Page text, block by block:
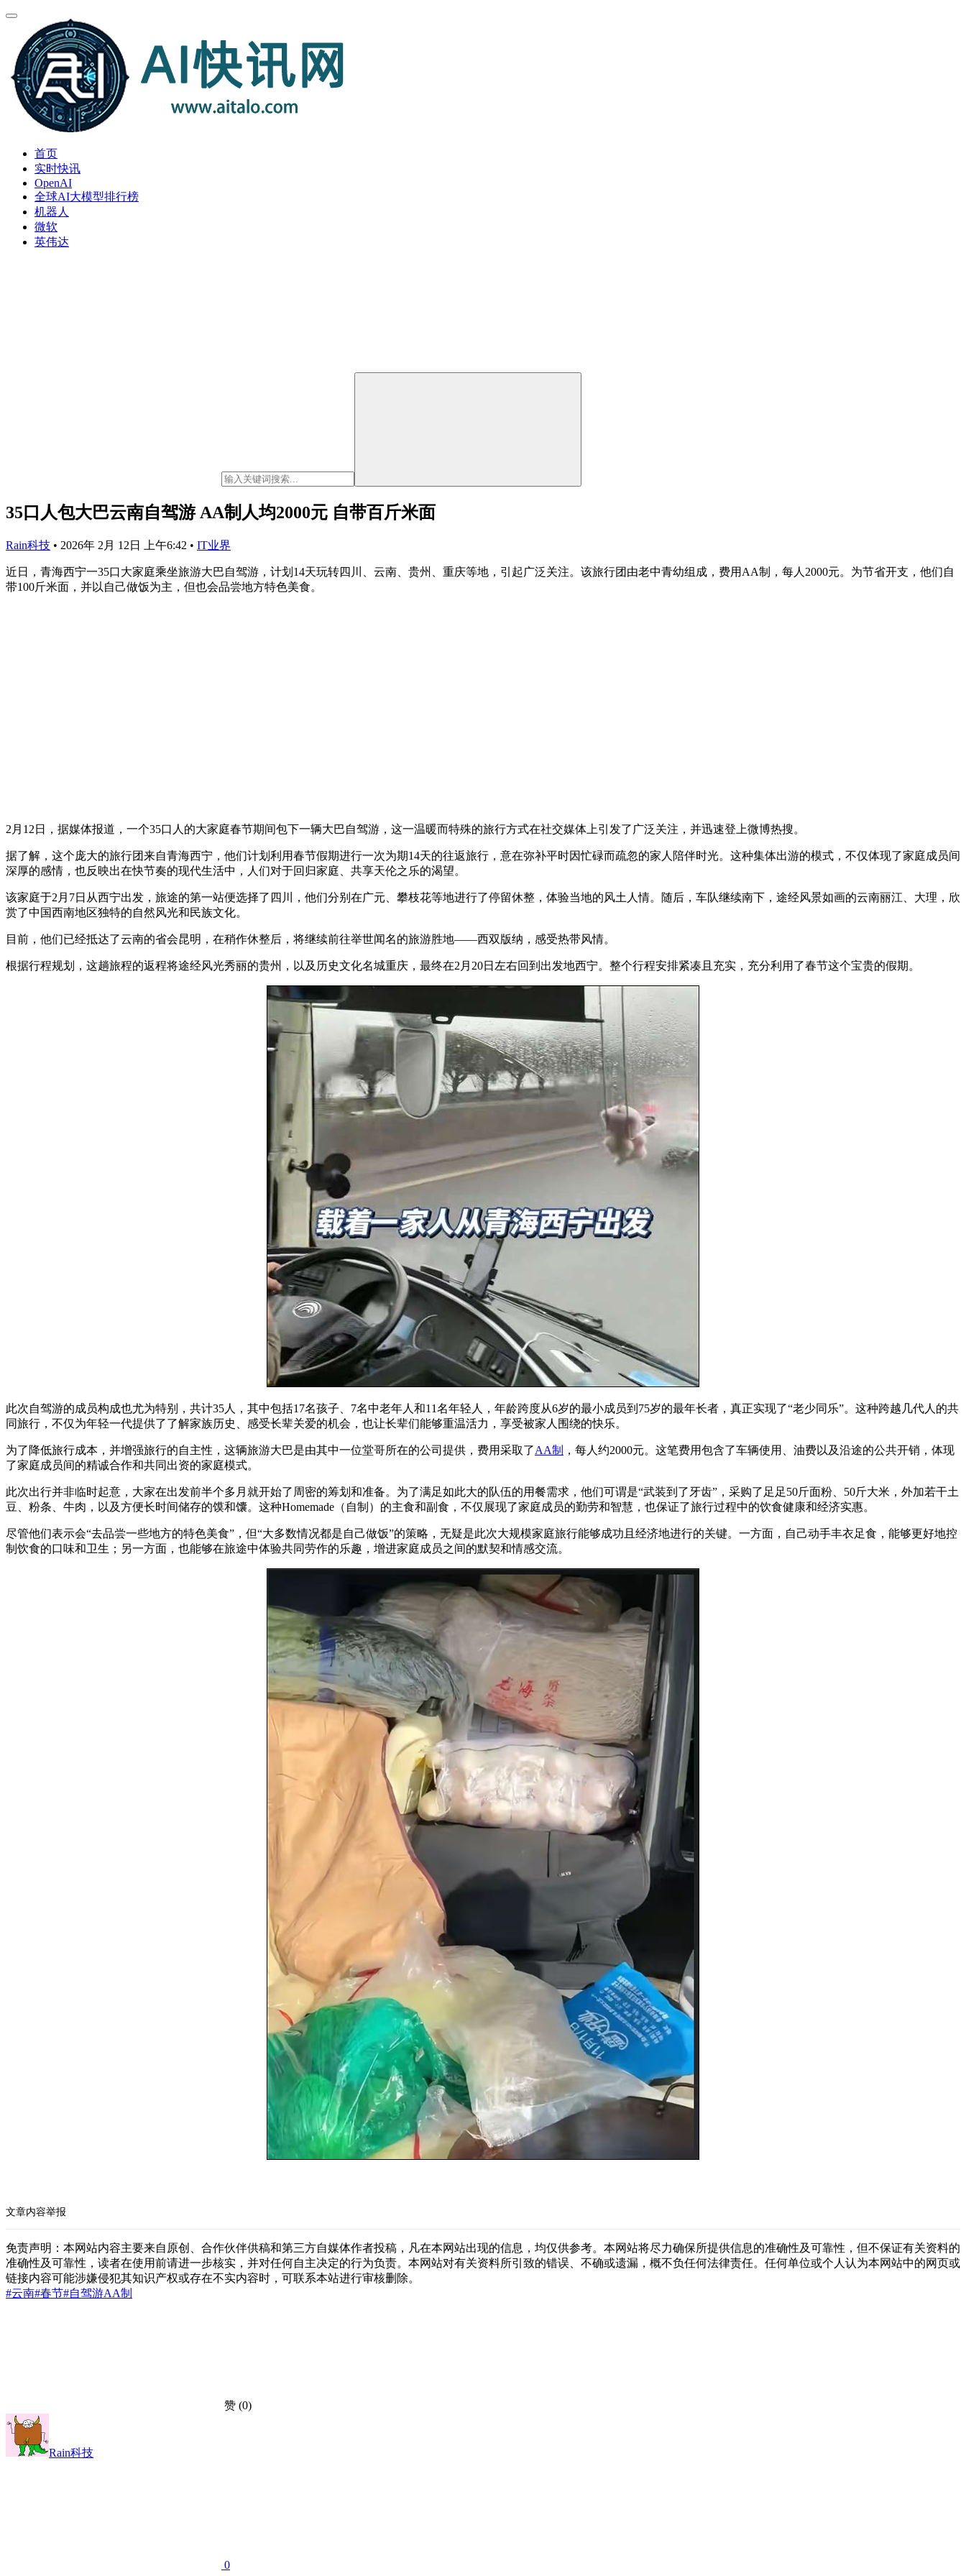
首页
实时快讯
OpenAI
全球AI大模型排行榜
机器人
微软
英伟达
35口人包大巴云南自驾游 AA制人均2000元 自带百斤米面
Rain科技 • 2026年 2月 12日 上午6:42 • IT业界
近日，青海西宁一35口大家庭乘坐旅游大巴自驾游，计划14天玩转四川、云南、贵州、重庆等地，引起广泛关注。该旅行团由老中青幼组成，费用AA制，每人2000元。为节省开支，他们自
带100斤米面，并以自己做饭为主，但也会品尝地方特色美食。
2月12日，据媒体报道，一个35口人的大家庭春节期间包下一辆大巴自驾游，这一温暖而特殊的旅行方式在社交媒体上引发了广泛关注，并迅速登上微博热搜。
据了解，这个庞大的旅行团来自青海西宁，他们计划利用春节假期进行一次为期14天的往返旅行，意在弥补平时因忙碌而疏忽的家人陪伴时光。这种集体出游的模式，不仅体现了家庭成员间
深厚的感情，也反映出在快节奏的现代生活中，人们对于回归家庭、共享天伦之乐的渴望。
该家庭于2月7日从西宁出发，旅途的第一站便选择了四川，他们分别在广元、攀枝花等地进行了停留休整，体验当地的风土人情。随后，车队继续南下，途经风景如画的云南丽江、大理，欣
赏了中国西南地区独特的自然风光和民族文化。
目前，他们已经抵达了云南的省会昆明，在稍作休整后，将继续前往举世闻名的旅游胜地——西双版纳，感受热带风情。
根据行程规划，这趟旅程的返程将途经风光秀丽的贵州，以及历史文化名城重庆，最终在2月20日左右回到出发地西宁。整个行程安排紧凑且充实，充分利用了春节这个宝贵的假期。
此次自驾游的成员构成也尤为特别，共计35人，其中包括17名孩子、7名中老年人和11名年轻人，年龄跨度从6岁的最小成员到75岁的最年长者，真正实现了“老少同乐”。这种跨越几代人的共
同旅行，不仅为年轻一代提供了了解家族历史、感受长辈关爱的机会，也让长辈们能够重温活力，享受被家人围绕的快乐。
为了降低旅行成本，并增强旅行的自主性，这辆旅游大巴是由其中一位堂哥所在的公司提供，费用采取了AA制
，每人约2000元。这笔费用包含了车辆使用、油费以及沿途的公共开销，体现
了家庭成员间的精诚合作和共同出资的家庭模式。
此次出行并非临时起意，大家在出发前半个多月就开始了周密的筹划和准备。为了满足如此大的队伍的用餐需求，他们可谓是“武装到了牙齿”，采购了足足50斤面粉、50斤大米，外加若干土
豆、粉条、牛肉，以及方便长时间储存的馍和馕。这种Homemade（自制）的主食和副食，不仅展现了家庭成员的勤劳和智慧，也保证了旅行过程中的饮食健康和经济实惠。
尽管他们表示会“去品尝一些地方的特色美食”，但“大多数情况都是自己做饭”的策略，无疑是此次大规模家庭旅行能够成功且经济地进行的关键。一方面，自己动手丰衣足食，能够更好地控
制饮食的口味和卫生；另一方面，也能够在旅途中体验共同劳作的乐趣，增进家庭成员之间的默契和情感交流。
文章内容举报
免责声明：本网站内容主要来自原创、合作伙伴供稿和第三方自媒体作者投稿，凡在本网站出现的信息，均仅供参考。本网站将尽力确保所提供信息的准确性及可靠性，但不保证有关资料的
准确性及可靠性，读者在使用前请进一步核实，并对任何自主决定的行为负责。本网站对有关资料所引致的错误、不确或遗漏，概不负任何法律责任。任何单位或个人认为本网站中的网页或
链接内容可能涉嫌侵犯其知识产权或存在不实内容时，可联系本站进行审核删除。
#云南#春节#自驾游AA制
赞 (0)
Rain科技
0